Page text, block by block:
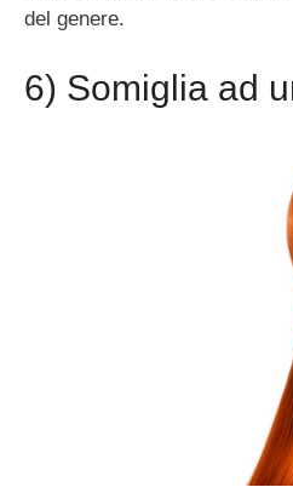
del genere.
6) Somiglia ad